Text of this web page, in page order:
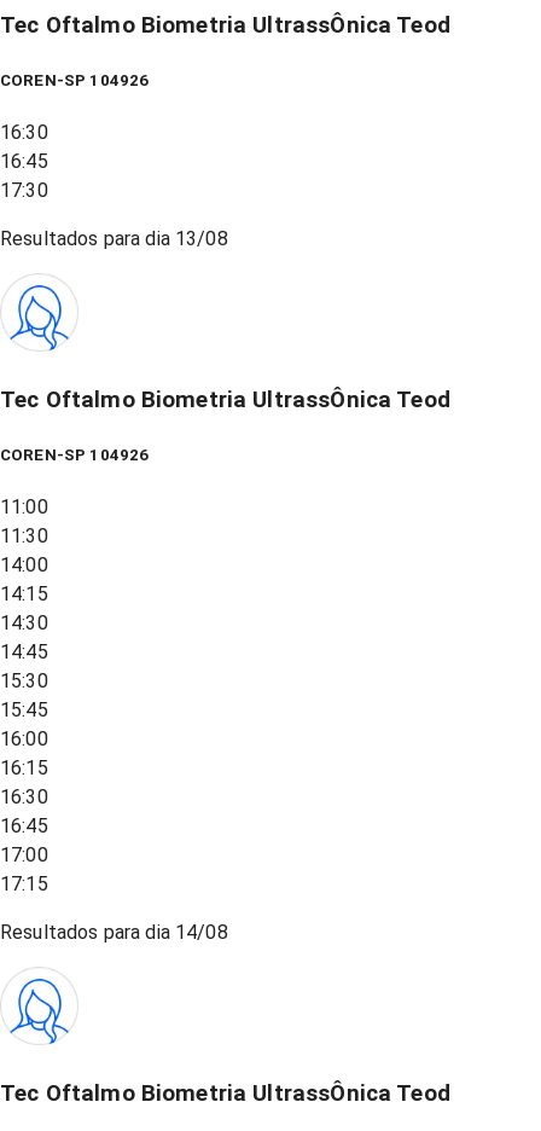
Tec Oftalmo Biometria UltrassÔnica Teod
COREN-SP 104926
16:30
16:45
17:30
Resultados para dia 13/08
Tec Oftalmo Biometria UltrassÔnica Teod
COREN-SP 104926
11:00
11:30
14:00
14:15
14:30
14:45
15:30
15:45
16:00
16:15
16:30
16:45
17:00
17:15
Resultados para dia 14/08
Tec Oftalmo Biometria UltrassÔnica Teod